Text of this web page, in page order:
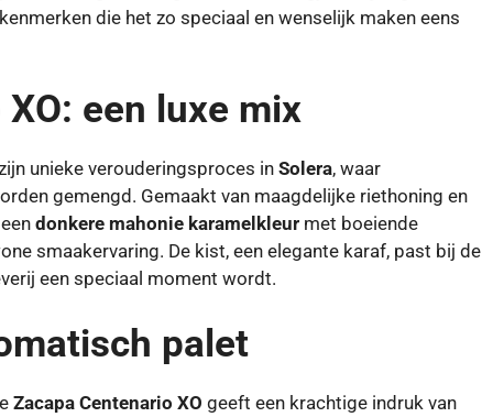
die het zo speciaal en wenselijk maken eens
een luxe mix
unieke verouderingsproces in Solera, waar
gemengd. Gemaakt van maagdelijke riethoning en
donkere mahonie karamelkleur met boeiende
smaakervaring. De kist, een elegante karaf, past bij de
een speciaal moment wordt.
palet
Zacapa Centenario XO geeft een krachtige indruk van